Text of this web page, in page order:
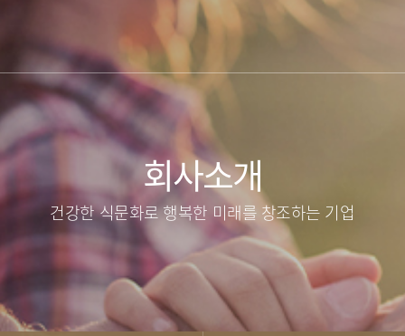
회사소개
건강한 식문화로 행복한 미래를 창조하는 기업